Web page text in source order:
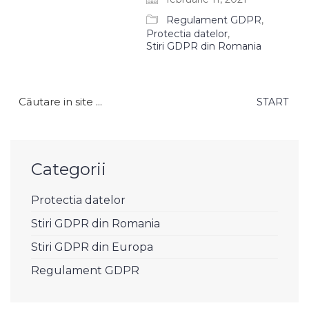
Regulament GDPR,
Protectia datelor,
Stiri GDPR din Romania
după:
Categorii
Protectia datelor
Stiri GDPR din Romania
Stiri GDPR din Europa
Regulament GDPR